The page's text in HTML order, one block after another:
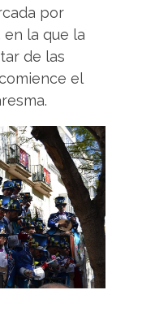
por
la que la
de las
el